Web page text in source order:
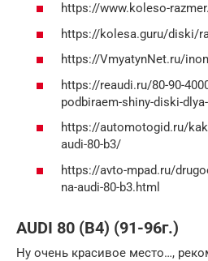
https://www.koleso-
https://kolesa.guru/diski/
https://VmyatynNet.ru/
https://reaudi.ru/80-90-
podbiraem-shiny-diski-
https://automotogid.ru/
audi-80-b3/
https://avto-mpad.ru/
na-audi-80-b3.html
AUDI 80 (B4) (91-96г.)
Ну очень красивое место…,